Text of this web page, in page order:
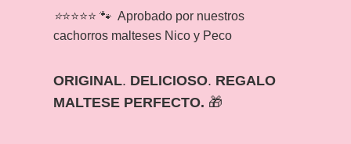
⭐⭐⭐⭐⭐ 🐾 Aprobado por nuestros
cachorros malteses Nico y Peco
ORIGINAL. DELICIOSO. REGALO
MALTESE PERFECTO. 🎁